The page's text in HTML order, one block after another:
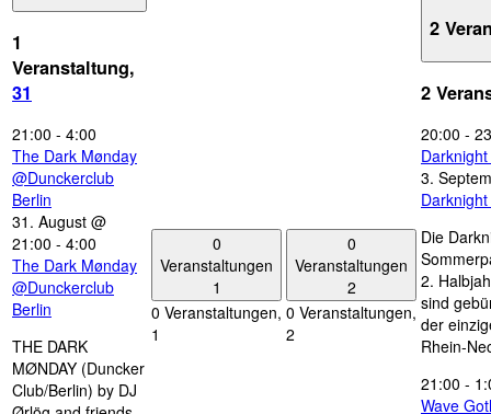
1
Veranstaltung,
31
21:00 - 4:00
The Dark Mønday
@Dunckerclub
Berlin
31. August @
21:00 - 4:00
The Dark Mønday
@Dunckerclub
Berlin
THE DARK
MØNDAY (Duncker
Club/Berlin) by DJ
0
Veranstaltungen
1
0 Veranstaltungen,
1
0
Veranstaltungen
2
0 Veranstaltungen,
2
2
2
20:00 -
3.
Die
2.
sind
der
Rhein-
21:00 -
Wave